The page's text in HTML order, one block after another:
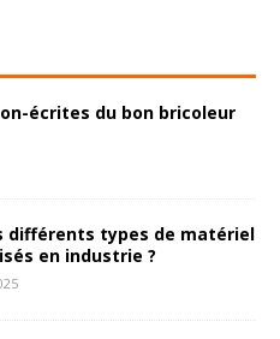
écrites du bon bricoleur
différents types de matériel
en industrie ?